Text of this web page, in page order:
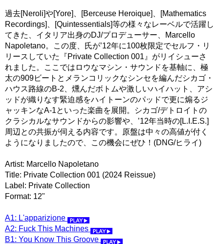
過去[Neroli]や[Yore]、[Berceuse Heroique]、[Mathematics
Recordings]、[Quintessentials]等の様々なレーベルで活躍し
てきた、イタリア出身のDJ/プロデューサー、Marcello
Napoletano。この度、氏が’12年に100枚限定でセルフ・リ
リースしていた『Private Collection 001』がリイシューさ
れました。ここではロウなマシン・サウンドを基軸に、極
太の909ビートとメランコリックなシンセを編んだシカゴ・
ハウス路線のB-2、燻んだボトムや激しいハイハット、アシ
ッドが織りなす緊迫感をハイトーンのパッドで更に煽るジ
ャッキンなA-1といった楽曲を展開。シカゴ/デトロイトの
クラシカルなサウンドからの影響や、’12年当時の[L.I.E.S.]
周辺との共振が伺える内容です。原盤は中々の高値が付く
ようになりましたので、この機会にぜひ！(DNG/ヒライ)
Artist: Marcello Napoletano
Title: Private Collection 001 (2024 Reissue)
Label: Private Collection
Format: 12"
A1: L'apparizione
A2: Fuck This Machines
B1: You Know This Groove